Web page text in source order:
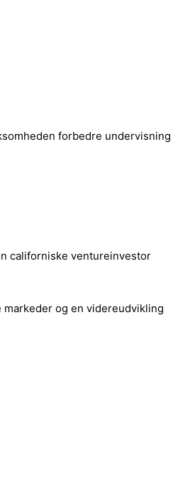
forbedre undervisning
californiske ventureinvestor
og en videreudvikling